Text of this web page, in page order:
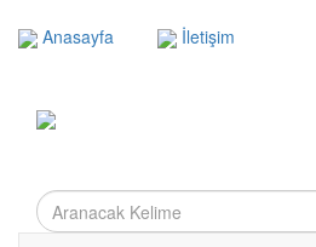
Anasayfa İletişim